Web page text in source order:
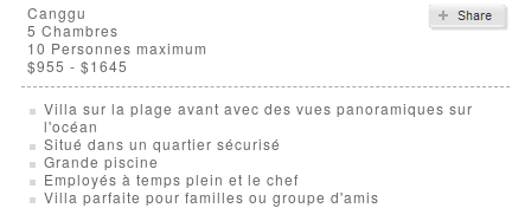
Canggu
5 Chambres
10 Personnes maximum
$955 - $1645
Villa sur la plage avant avec des vues panoramiques sur
l'océan
Situé dans un quartier sécurisé
Grande piscine
Employés à temps plein et le chef
Villa parfaite pour familles ou groupe d'amis